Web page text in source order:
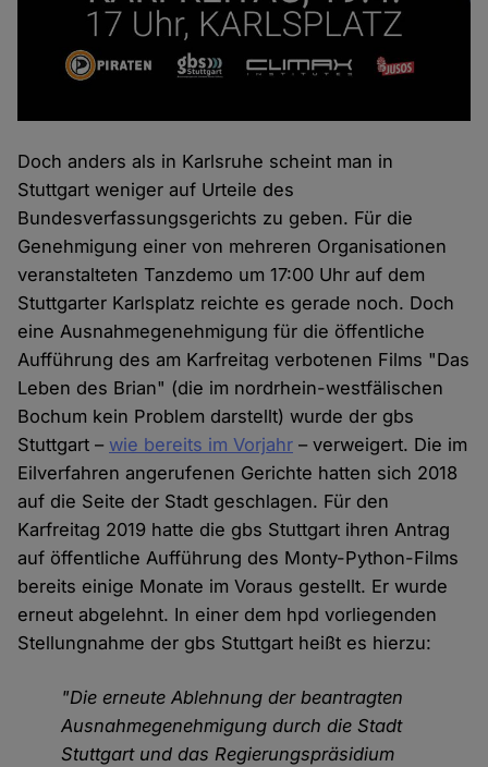
Doch anders als in Karlsruhe scheint man in
Stuttgart weniger auf Urteile des
Bundesverfassungsgerichts zu geben. Für die
Genehmigung einer von mehreren Organisationen
veranstalteten Tanzdemo um 17:00 Uhr auf dem
Stuttgarter Karlsplatz reichte es gerade noch. Doch
eine Ausnahmegenehmigung für die öffentliche
Aufführung des am Karfreitag verbotenen Films "Das
Leben des Brian" (die im nordrhein-westfälischen
Bochum kein Problem darstellt) wurde der gbs
Stuttgart – wie bereits im Vorjahr – verweigert. Die im
Eilverfahren angerufenen Gerichte hatten sich 2018
auf die Seite der Stadt geschlagen. Für den
Karfreitag 2019 hatte die gbs Stuttgart ihren Antrag
auf öffentliche Aufführung des Monty-Python-Films
bereits einige Monate im Voraus gestellt. Er wurde
erneut abgelehnt. In einer dem hpd vorliegenden
Stellungnahme der gbs Stuttgart heißt es hierzu:
"Die erneute Ablehnung der beantragten
Ausnahmegenehmigung durch die Stadt
Stuttgart und das Regierungspräsidium